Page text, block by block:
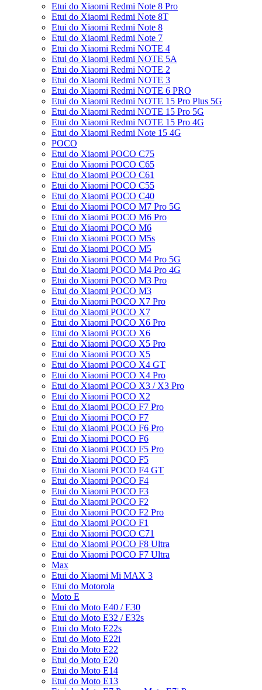
Etui do Xiaomi Redmi Note 8 Pro
Etui do Xiaomi Redmi Note 8T
Etui do Xiaomi Redmi Note 8
Etui do Xiaomi Redmi Note 7
Etui do Xiaomi Redmi NOTE 4
Etui do Xiaomi Redmi NOTE 5A
Etui do Xiaomi Redmi NOTE 2
Etui do Xiaomi Redmi NOTE 3
Etui do Xiaomi Redmi NOTE 6 PRO
Etui do Xiaomi Redmi NOTE 15 Pro Plus 5G
Etui do Xiaomi Redmi NOTE 15 Pro 5G
Etui do Xiaomi Redmi NOTE 15 Pro 4G
Etui do Xiaomi Redmi Note 15 4G
POCO
Etui do Xiaomi POCO C75
Etui do Xiaomi POCO C65
Etui do Xiaomi POCO C61
Etui do Xiaomi POCO C55
Etui do Xiaomi POCO C40
Etui do Xiaomi POCO M7 Pro 5G
Etui do Xiaomi POCO M6 Pro
Etui do Xiaomi POCO M6
Etui do Xiaomi POCO M5s
Etui do Xiaomi POCO M5
Etui do Xiaomi POCO M4 Pro 5G
Etui do Xiaomi POCO M4 Pro 4G
Etui do Xiaomi POCO M3 Pro
Etui do Xiaomi POCO M3
Etui do Xiaomi POCO X7 Pro
Etui do Xiaomi POCO X7
Etui do Xiaomi POCO X6 Pro
Etui do Xiaomi POCO X6
Etui do Xiaomi POCO X5 Pro
Etui do Xiaomi POCO X5
Etui do Xiaomi POCO X4 GT
Etui do Xiaomi POCO X4 Pro
Etui do Xiaomi POCO X3 / X3 Pro
Etui do Xiaomi POCO X2
Etui do Xiaomi POCO F7 Pro
Etui do Xiaomi POCO F7
Etui do Xiaomi POCO F6 Pro
Etui do Xiaomi POCO F6
Etui do Xiaomi POCO F5 Pro
Etui do Xiaomi POCO F5
Etui do Xiaomi POCO F4 GT
Etui do Xiaomi POCO F4
Etui do Xiaomi POCO F3
Etui do Xiaomi POCO F2
Etui do Xiaomi POCO F2 Pro
Etui do Xiaomi POCO F1
Etui do Xiaomi POCO C71
Etui do Xiaomi POCO F8 Ultra
Etui do Xiaomi POCO F7 Ultra
Max
Etui do Xiaomi Mi MAX 3
Etui do Motorola
Moto E
Etui do Moto E40 / E30
Etui do Moto E32 / E32s
Etui do Moto E22s
Etui do Moto E22i
Etui do Moto E22
Etui do Moto E20
Etui do Moto E14
Etui do Moto E13